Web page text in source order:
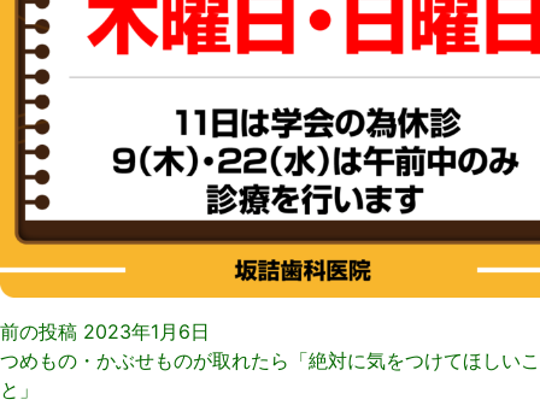
前の投稿 2023年1月6日
つめもの・かぶせものが取れたら「絶対に気をつけてほしいこ
と」